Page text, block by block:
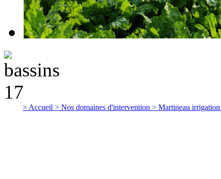
> Accueil > Nos domaines d'intervention > Martineau